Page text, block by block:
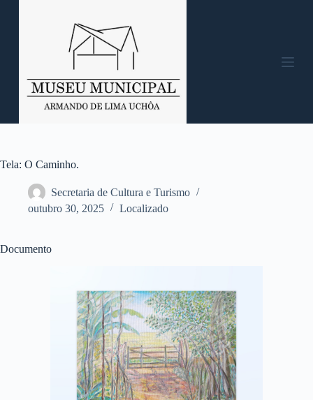
o
n
Tela: O Caminho.
Secretaria de Cultura e Turismo
outubro 30, 2025
Localizado
Documento